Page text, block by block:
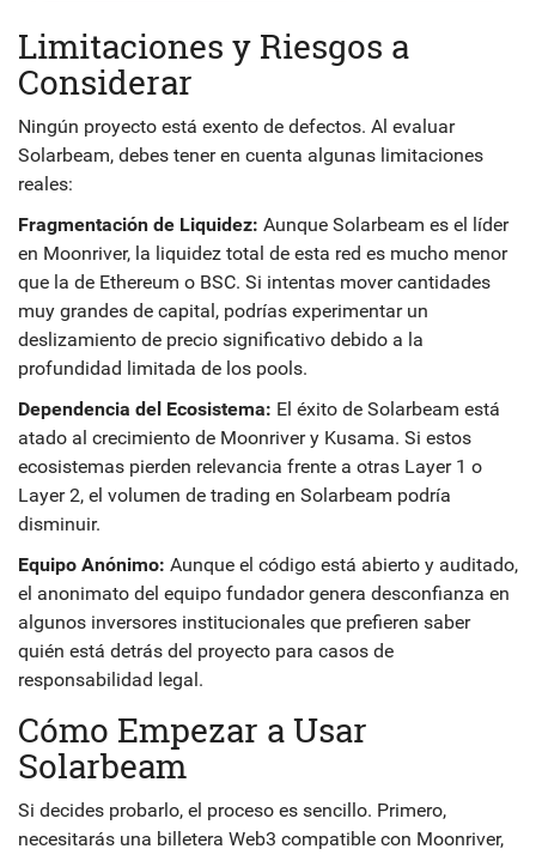
Limitaciones y Riesgos a
Considerar
Ningún proyecto está exento de defectos. Al evaluar
Solarbeam, debes tener en cuenta algunas limitaciones
reales:
Fragmentación de Liquidez: Aunque Solarbeam es el líder
en Moonriver, la liquidez total de esta red es mucho menor
que la de Ethereum o BSC. Si intentas mover cantidades
muy grandes de capital, podrías experimentar un
deslizamiento de precio significativo debido a la
profundidad limitada de los pools.
Dependencia del Ecosistema: El éxito de Solarbeam está
atado al crecimiento de Moonriver y Kusama. Si estos
ecosistemas pierden relevancia frente a otras Layer 1 o
Layer 2, el volumen de trading en Solarbeam podría
disminuir.
Equipo Anónimo: Aunque el código está abierto y auditado,
el anonimato del equipo fundador genera desconfianza en
algunos inversores institucionales que prefieren saber
quién está detrás del proyecto para casos de
responsabilidad legal.
Cómo Empezar a Usar
Solarbeam
Si decides probarlo, el proceso es sencillo. Primero,
necesitarás una billetera Web3 compatible con Moonriver,